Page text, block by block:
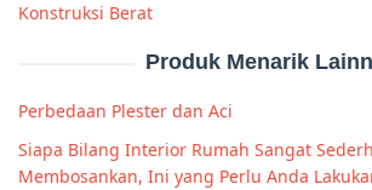
Konstruksi Berat
Produk Menarik
Perbedaan Plester dan Aci
Siapa Bilang Interior Rumah Sangat
Membosankan, Ini yang Perlu Anda